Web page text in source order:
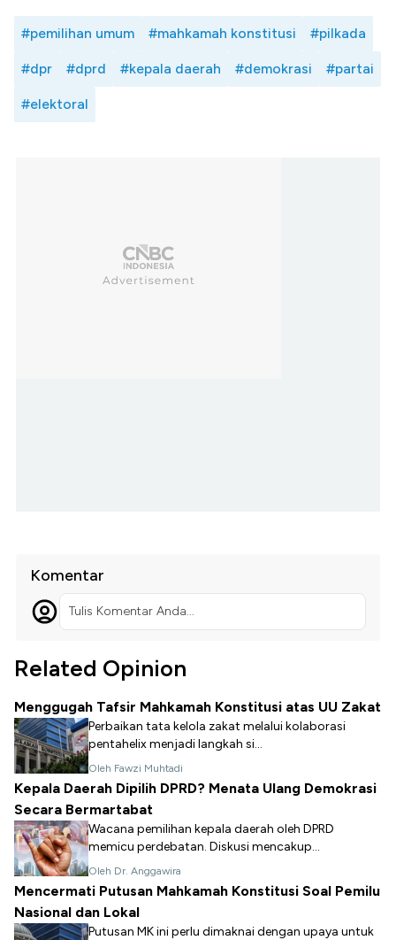
#pemilihan umum #mahkamah konstitusi #pilkada
#dpr #dprd #kepala daerah #demokrasi #partai
#elektoral
Komentar
Tulis Komentar Anda...
Related Opinion
Menggugah Tafsir Mahkamah Konstitusi atas UU Zakat
Perbaikan tata kelola zakat melalui kolaborasi
pentahelix menjadi langkah si...
Oleh Fawzi Muhtadi
Kepala Daerah Dipilih DPRD? Menata Ulang Demokrasi
Secara Bermartabat
Wacana pemilihan kepala daerah oleh DPRD
memicu perdebatan. Diskusi mencakup...
Oleh Dr. Anggawira
Mencermati Putusan Mahkamah Konstitusi Soal Pemilu
Nasional dan Lokal
Putusan MK ini perlu dimaknai dengan upaya untuk